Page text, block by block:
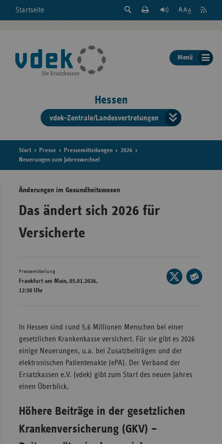
Startseite
Suche
der
Seite
Feed
Menü
Hessen
vdek-Zentrale/Landesvertretungen
der
Start Presse Pressemitteilungen
2026
Neuerungen zum Jahreswechsel
Änderungen im Gesundheitswesen
Das ändert sich 2026 für
Versicherte
Pressemitteilung
Frankfurt am Main, 05.01.2026,
12:30 Uhr
Seite
auf
teilen
In Hessen sind rund 5,6 Millionen Menschen bei einer
gesetzlichen Krankenkasse versichert. Für sie gibt es 2026
einige Neuerungen, u.a. bei Zusatzbeiträgen und der
elektronischen Patientenakte (ePA). Der Verband der
Ersatzkassen e.V. (vdek) gibt zum Start des neuen Jahres
einen Überblick.
Höhere Beiträge in der gesetzlichen
Krankenversicherung (GKV) –